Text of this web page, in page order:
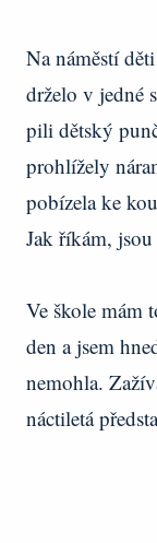
Na náměstí
drželo v jedné
pili dětský
prohlížely
pobízela ke
Jak říkám,
Ve škole mám
den a jsem
nemohla.
náctiletá